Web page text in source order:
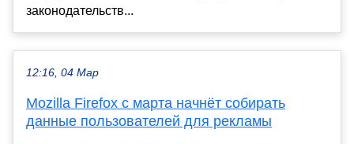
законодательств...
12:16, 04 Мар
Mozilla Firefox с марта начнёт собирать
данные пользователей для рекламы